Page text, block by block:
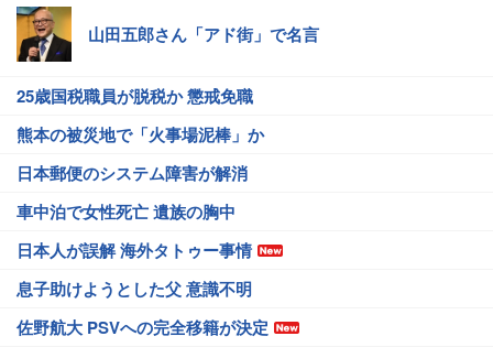
山田五郎さん「アド街」で名言
25歳国税職員が脱税か 懲戒免職
熊本の被災地で「火事場泥棒」か
日本郵便のシステム障害が解消
車中泊で女性死亡 遺族の胸中
日本人が誤解 海外タトゥー事情
息子助けようとした父 意識不明
佐野航大 PSVへの完全移籍が決定